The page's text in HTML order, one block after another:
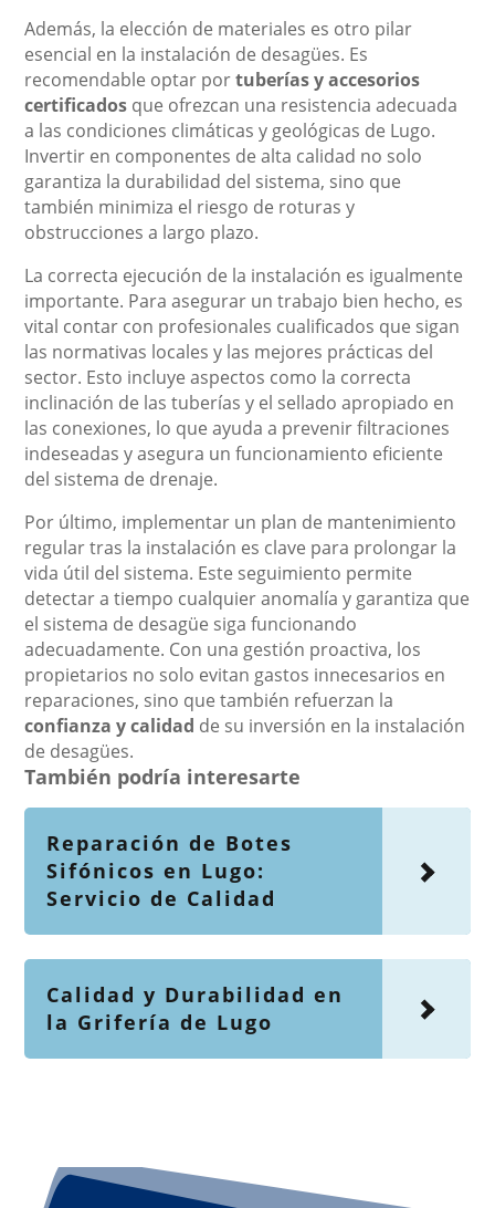
Además, la elección de materiales es otro pilar
esencial en la instalación de desagües. Es
recomendable optar portuberías y accesorios
certificados que ofrezcan una resistencia adecuada
a las condiciones climáticas y geológicas de Lugo.
Invertir en componentes de alta calidad no solo
garantiza la durabilidad del sistema, sino que
también minimiza el riesgo de roturas y
obstrucciones a largo plazo.
La correcta ejecución de la instalación es igualmente
importante. Para asegurar un trabajo bien hecho, es
vital contar con profesionales cualificados que sigan
las normativas locales y las mejores prácticas del
sector. Esto incluye aspectos como la correcta
inclinación de las tuberías y el sellado apropiado en
las conexiones, lo que ayuda a prevenir filtraciones
indeseadas y asegura un funcionamiento eficiente
del sistema de drenaje.
Por último, implementar un plan de mantenimiento
regular tras la instalación es clave para prolongar la
vida útil del sistema. Este seguimiento permite
detectar a tiempo cualquier anomalía y garantiza que
el sistema de desagüe siga funcionando
adecuadamente. Con una gestión proactiva, los
propietarios no solo evitan gastos innecesarios en
reparaciones, sino que también refuerzan la
confianza y calidad de su inversión en la instalación
de desagües.
También podría interesarte
Reparación de Botes
Sifónicos en Lugo:
Servicio de Calidad
Calidad y Durabilidad en
la Grifería de Lugo